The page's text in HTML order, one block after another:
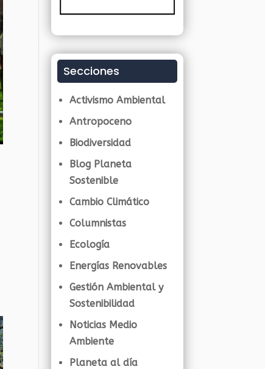
Secciones
Activismo Ambiental
Antropoceno
Biodiversidad
Blog Planeta
Sostenible
Cambio Climático
Columnistas
Ecología
Energías Renovables
Gestión Ambiental y
Sostenibilidad
Noticias Medio
Ambiente
Planeta al día